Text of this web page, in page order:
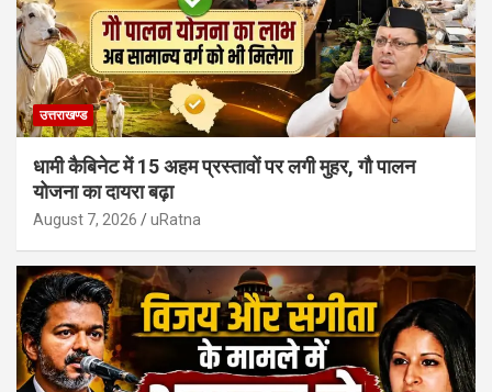
उत्तराखण्ड
धामी कैबिनेट में 15 अहम प्रस्तावों पर लगी मुहर, गौ पालन
योजना का दायरा बढ़ा
August 7, 2026 uRatna